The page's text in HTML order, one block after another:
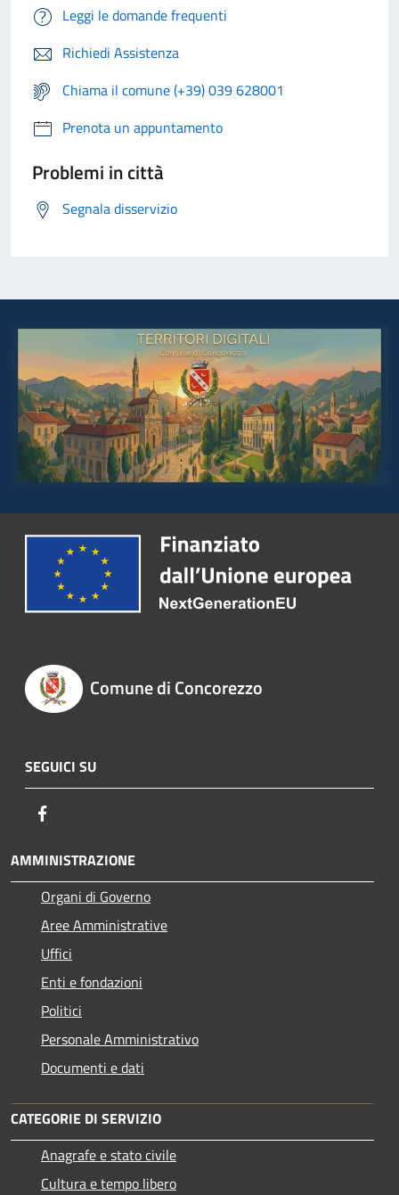
Leggi le domande frequenti
Richiedi Assistenza
Chiama il comune (+39) 039 628001
Prenota un appuntamento
Problemi in città
Segnala disservizio
Comune di Concorezzo
SEGUICI SU
AMMINISTRAZIONE
Organi di Governo
Aree Amministrative
Uffici
Enti e fondazioni
Politici
Personale Amministrativo
Documenti e dati
CATEGORIE DI SERVIZIO
Anagrafe e stato civile
Cultura e tempo libero